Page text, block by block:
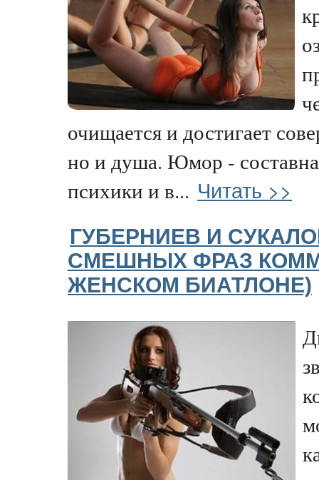
очищается и достигает
но и душа. Юмор -
психики и в... Читать >>
ГУБЕРНИЕВ И
СМЕШНЫХ ФРАЗ
ЖЕНСКОМ БИАТЛОНЕ)